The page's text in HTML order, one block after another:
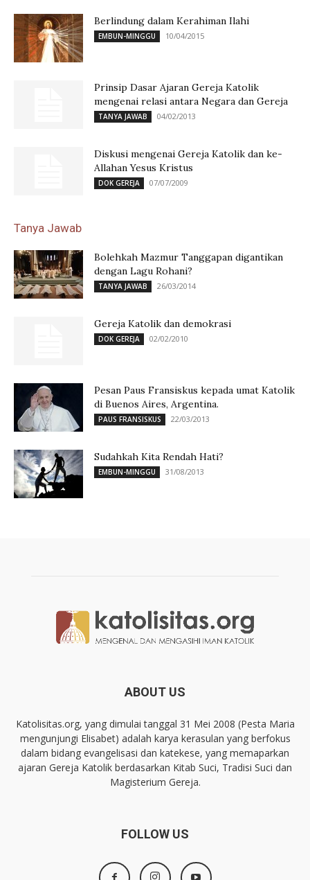
Berlindung dalam Kerahiman Ilahi
EMBUN-MINGGU 10/04/2015
Prinsip Dasar Ajaran Gereja Katolik
mengenai relasi antara Negara dan Gereja
TANYA JAWAB 04/02/2013
Diskusi mengenai Gereja Katolik dan ke-
Allahan Yesus Kristus
DOK GEREJA 07/07/2009
Tanya Jawab
Bolehkah Mazmur Tanggapan digantikan
dengan Lagu Rohani?
TANYA JAWAB 26/03/2014
Gereja Katolik dan demokrasi
DOK GEREJA 02/02/2010
Pesan Paus Fransiskus kepada umat Katolik
di Buenos Aires, Argentina.
PAUS FRANSISKUS 22/03/2013
Sudahkah Kita Rendah Hati?
EMBUN-MINGGU 31/08/2013
ABOUT US
Katolisitas.org, yang dimulai tanggal 31 Mei 2008 (Pesta Maria
mengunjungi Elisabet) adalah karya kerasulan yang berfokus
dalam bidang evangelisasi dan katekese, yang memaparkan
ajaran Gereja Katolik berdasarkan Kitab Suci, Tradisi Suci dan
Magisterium Gereja.
FOLLOW US